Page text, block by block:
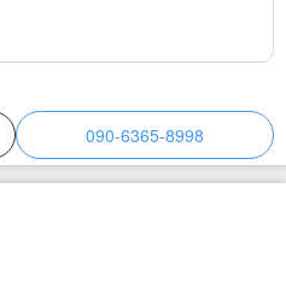
090-6365-8998